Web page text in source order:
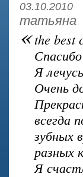
03.10.2010
татьяна
« the best
Я
Очень
всегда
зубных
разных
Я